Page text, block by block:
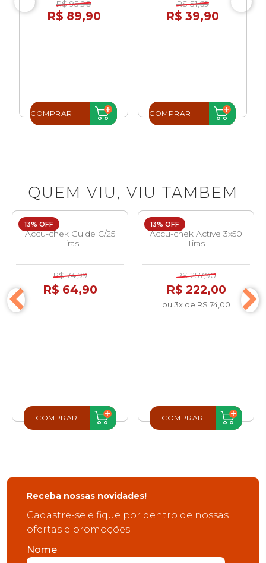
R$ 95,90
R$ 89,90
COMPRAR
R$ 51,69
R$ 39,90
COMPRAR
QUEM VIU, VIU TAMBEM
13% OFF
Accu-chek Guide C/25
Tiras
R$ 74,99
R$ 64,90
COMPRAR
13% OFF
Accu-chek Active 3x50
Tiras
R$ 257,90
R$ 222,00
ou 3x de R$ 74,00
COMPRAR
Receba nossas novidades!
Cadastre-se e fique por dentro de nossas
ofertas e promoções.
Nome